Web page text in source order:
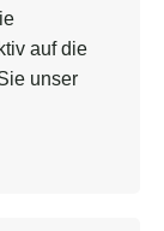
auf die
unser